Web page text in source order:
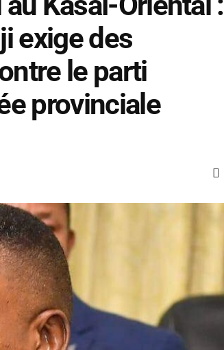
exige des
le parti
provinciale